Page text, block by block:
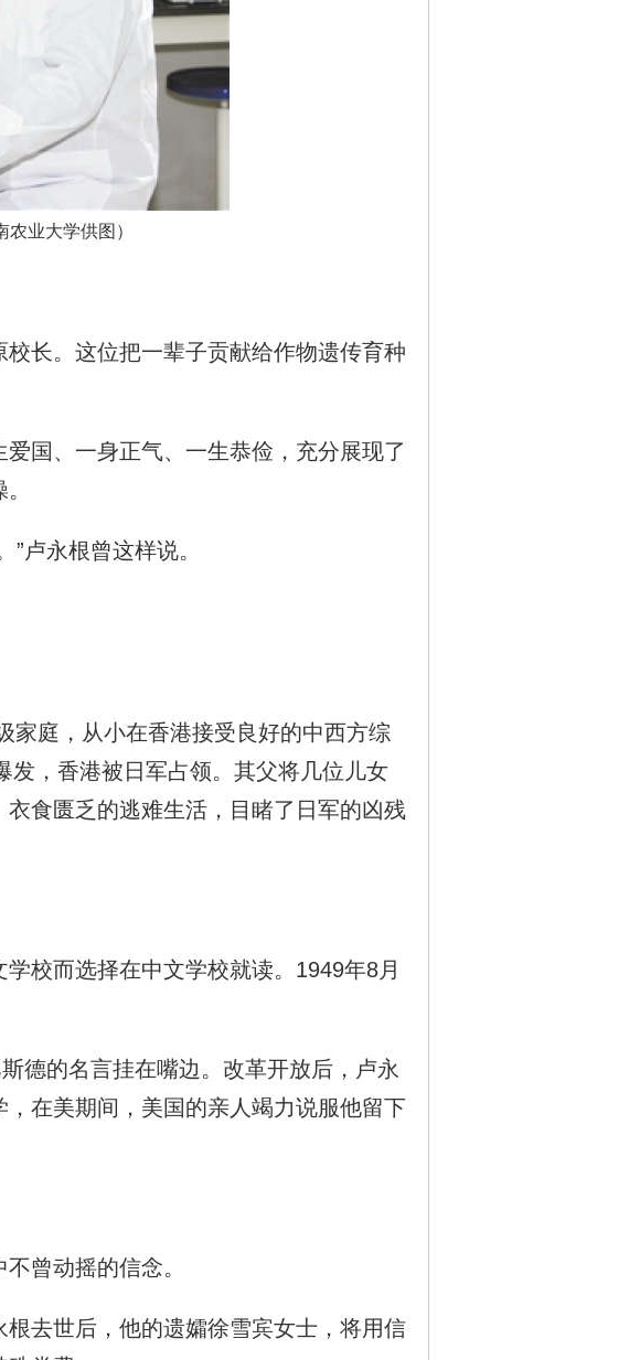
业大学供图）
长。这位把一辈子贡献给作物遗传育种
国、一身正气、一生恭俭，充分展现了
卢永根曾这样说。
庭，从小在香港接受良好的中西方综
发，香港被日军占领。其父将几位儿女
食匮乏的逃难生活，目睹了日军的凶残
校而选择在中文学校就读。1949年8月
德的名言挂在嘴边。改革开放后，卢永
在美期间，美国的亲人竭力说服他留下
曾动摇的信念。
去世后，他的遗孀徐雪宾女士，将用信